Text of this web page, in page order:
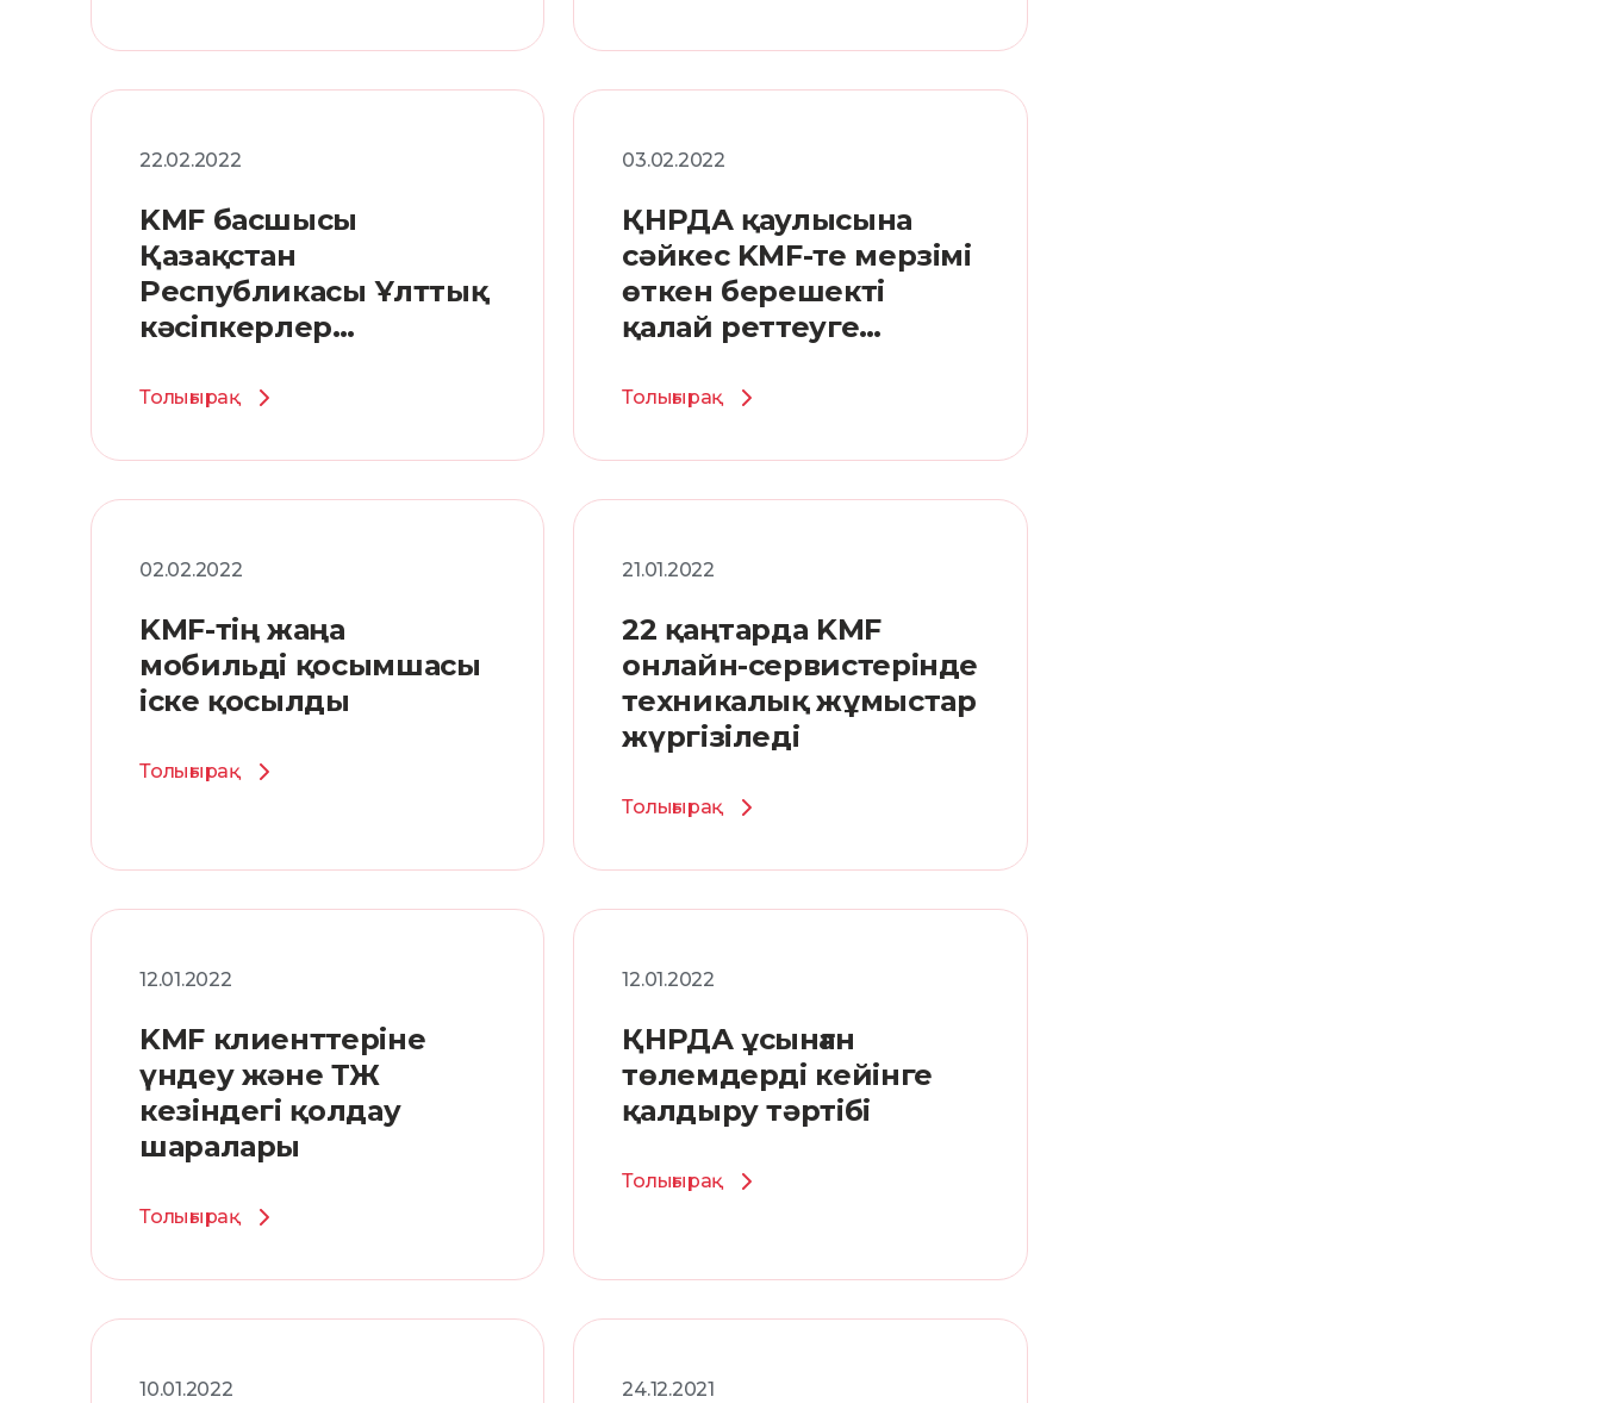
22.02.2022
KMF басшысы
Қазақстан
Республикасы Ұлттық
кәсіпкерлер
Төралқасына
Толығырақ
03.02.2022
ҚНРДА қаулысына
сәйкес KMF-те мерзімі
өткен берешекті
қалай реттеуге
Толығырақ
02.02.2022
KMF-тің жаңа
мобильді қосымшасы
іске қосылды
Толығырақ
21.01.2022
22 қаңтарда KMF
онлайн-сервистерінде
техникалық жұмыстар
жүргізіледі
Толығырақ
12.01.2022
KMF клиенттеріне
үндеу және ТЖ
кезіндегі қолдау
шаралары
Толығырақ
12.01.2022
ҚНРДА ұсынған
төлемдерді кейінге
қалдыру тәртібі
Толығырақ
10.01.2022 24.12.2021